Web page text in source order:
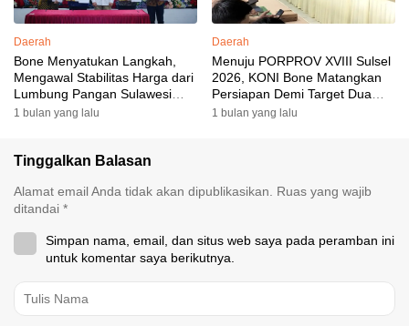
Daerah
Bone Menyatukan Langkah,
Mengawal Stabilitas Harga dari
Lumbung Pangan Sulawesi
Selatan
1 bulan yang lalu
Daerah
Menuju PORPROV XVIII Sulsel
2026, KONI Bone Matangkan
Persiapan Demi Target Dua
Besar
1 bulan yang lalu
Tinggalkan Balasan
Alamat email Anda tidak akan dipublikasikan. Ruas yang wajib
ditandai *
Simpan nama, email, dan situs web saya pada peramban ini
untuk komentar saya berikutnya.